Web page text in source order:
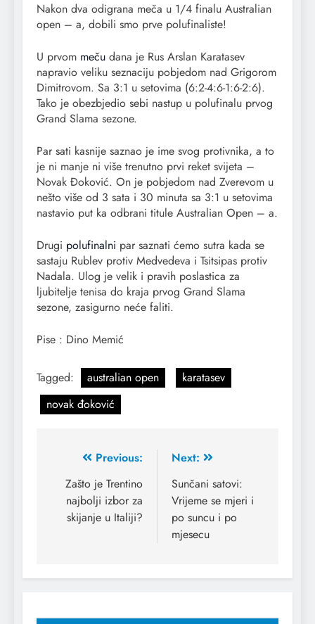
Nakon dva odigrana meča u 1/4 finalu Australian
open – a, dobili smo prve polufinaliste!
U prvom meču dana je Rus Arslan Karatasev
napravio veliku seznaciju pobjedom nad Grigorom
Dimitrovom. Sa 3:1 u setovima (6:2-4:6-1:6-2:6).
Tako je obezbjedio sebi nastup u polufinalu prvog
Grand Slama sezone.
Par sati kasnije saznao je ime svog protivnika, a to
je ni manje ni više trenutno prvi reket svijeta –
Novak Đoković. On je pobjedom nad Zverevom u
nešto više od 3 sata i 30 minuta sa 3:1 u setovima
nastavio put ka odbrani titule Australian Open – a.
Drugi polufinalni par saznati ćemo sutra kada se
sastaju Rublev protiv Medvedeva i Tsitsipas protiv
Nadala. Ulog je velik i pravih poslastica za
ljubitelje tenisa do kraja prvog Grand Slama
sezone, zasigurno neće faliti.
Pise : Dino Memić
Tagged: australian open
karatasev
novak đoković
Previous:
Zašto je Trentino
najbolji izbor za
skijanje u Italiji?
Next:
Sunčani satovi:
Vrijeme se mjeri i
po suncu i po
mjesecu